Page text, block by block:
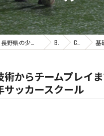
Blog Column 基礎技
術からチームプレイ
サッカースクール